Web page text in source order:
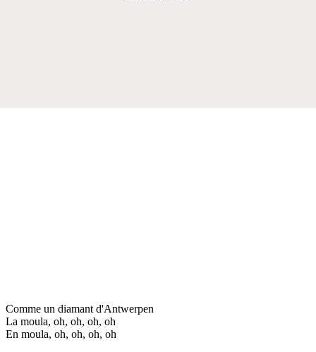
Comme un diamant d'Antwerpen
La moula, oh, oh, oh, oh
En moula, oh, oh, oh, oh